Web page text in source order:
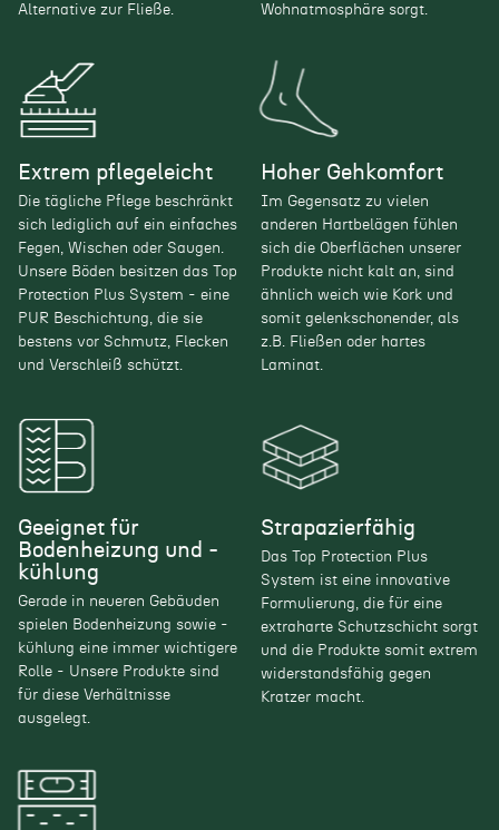
Alternative zur Fließe.
Wohnatmosphäre sorgt.
Extrem pflegeleicht
Die tägliche Pflege beschränkt
sich lediglich auf ein einfaches
Fegen, Wischen oder Saugen.
Unsere Böden besitzen das Top
Protection Plus System - eine
PUR Beschichtung, die sie
bestens vor Schmutz, Flecken
und Verschleiß schützt.
Hoher Gehkomfort
Im Gegensatz zu vielen
anderen Hartbelägen fühlen
sich die Oberflächen unserer
Produkte nicht kalt an, sind
ähnlich weich wie Kork und
somit gelenkschonender, als
z.B. Fließen oder hartes
Laminat.
Geeignet für
Bodenheizung und -
kühlung
Gerade in neueren Gebäuden
spielen Bodenheizung sowie -
kühlung eine immer wichtigere
Rolle - Unsere Produkte sind
für diese Verhältnisse
ausgelegt.
Strapazierfähig
Das Top Protection Plus
System ist eine innovative
Formulierung, die für eine
extraharte Schutzschicht sorgt
und die Produkte somit extrem
widerstandsfähig gegen
Kratzer macht.